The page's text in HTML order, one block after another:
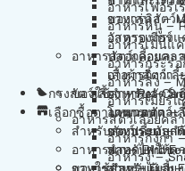
อาหารเฟอร์เ
อาหารหนู –
อาหารเม่นแ
อาหารกระร
อาหารลิง –
อาหารเมียร์แ
อาหารสัตว์เลี้อยคล
อาหารกิ้งก่า
อาหารงู –
อาหารลิง –
อาหารเมียร์
อาหารสัตว์เลี้อยคล
อาหารกิ้งก่า
อาหารงู –
อาหารเต่า –
อาหารกบ –
อาหารนก – Bird
ของเล่นสัตว์
วัสดุรองกรง
ปลอกคอและ
เสื้อผ้าสัตว์เ
ของใช้สำหรับสัตว์เ
โดมนอนและ
ของประดับส
หลอดไฟให้ค
กรงสัตว์เลี้ยง – Pet
เลือกซื้อตามหมวดสัตว์เ
สำหรับสัตว์เลี้ยงลูก
สำหรับสุนัข